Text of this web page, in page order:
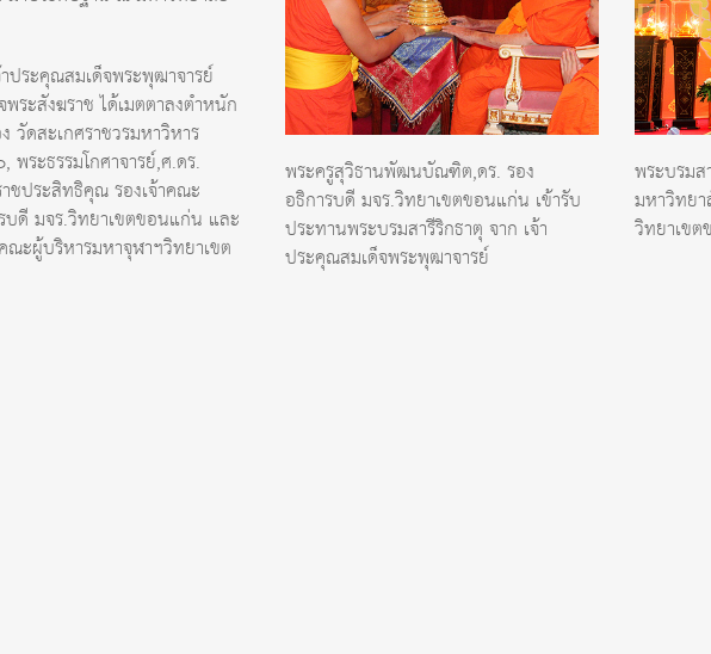
ระคุณสมเด็จพระพุฒาจารย์
ะสังฆราช ได้เมตตาลงตำหนัก
วัดสะเกศราชวรมหาวิหาร
ระธรรมโกศาจารย์,ศ.ดร.
ชประสิทธิคุณ รองเจ้าคณะ
ดี มจร.วิทยาเขตขอนแก่น และ
ะผู้บริหารมหาจุฬาฯวิทยาเขต
พระครูสุวิธานพัฒนบัณฑิต,ดร. รอง
อธิการบดี มจร.วิทยาเขตขอนแก่น เข้ารับ
ประทานพระบรมสารีริกธาตุ จาก เจ้า
ประคุณสมเด็จพระพุฒาจารย์
พระบรม
มหาวิทย
วิทยาเข